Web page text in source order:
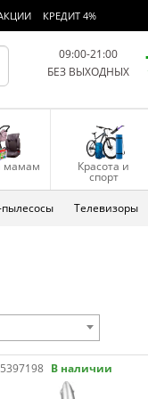
КРЕДИТ 4%
09:00-21:00
БЕЗ ВЫХОДНЫХ
мамам Красота и
спорт
Телевизоры
5397198 В наличии